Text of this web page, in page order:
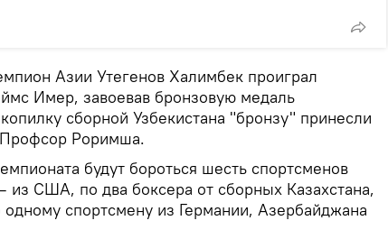
Азии Утегенов Халимбек проиграл
Имер, завоевав бронзовую медаль
сборной Узбекистана "бронзу" принесли
Роримша.
будут бороться шесть спортсменов
из США, по два боксера от сборных Казахстана,
спортсмену из Германии, Азербайджана